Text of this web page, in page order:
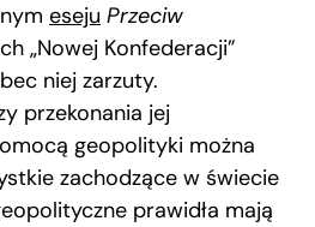
eseju Przeciw
„Nowej Konfederacji”
niej zarzuty.
przekonania jej
geopolityki można
zachodzące w świecie
prawidła mają